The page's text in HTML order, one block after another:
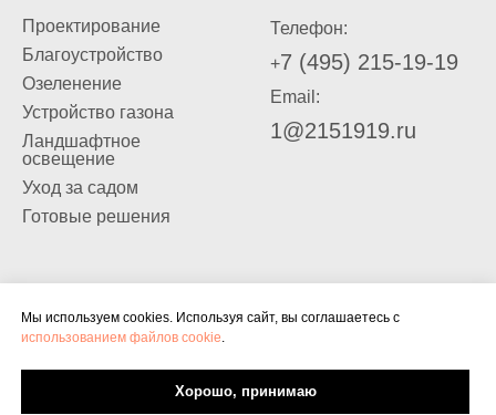
Проектирование
Благоустройство
Озеленение
Устройство газона
Ландшафтное
освещение
Уход за садом
Готовые решения
Телефон:
+7 (495) 215-19-19
Email:
1@2151919.ru
© Садовый центр "Богородский". Все права
ИП ГК(Ф)Х Кузнецова М.И.
Информация, размещённая на сайте, носит
и не является публичной офертой.
Мы используем cookies. Используя сайт, вы соглашаетесь с
использованием файлов cookie.
Хорошо, принимаю